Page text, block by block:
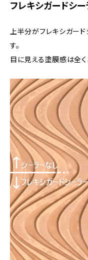
フレキシガードシ
上半分がフレキシガー
す。
目に見える塗膜感は全く